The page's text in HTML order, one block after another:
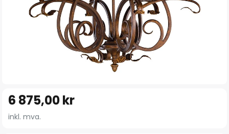
begynnelsen
6 875,00 kr
inkl. mva.